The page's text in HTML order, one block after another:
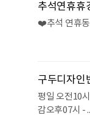
추석연휴휴
❤️추석 연휴동
구두디자인
평일 오전10
감오후07시 - ..